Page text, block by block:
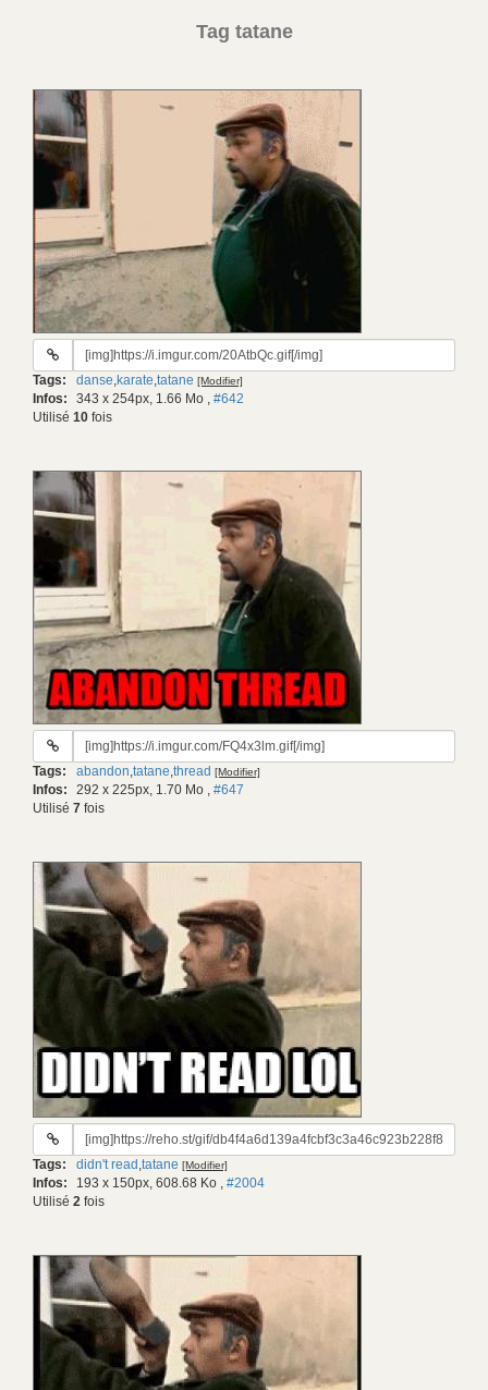
Tag tatane
URL
gif:
Tags: danse,karate,tatane [Modifier]
Infos: 343 x 254px, 1.66 Mo , #642
Utilisé 10 fois
URL
gif:
Tags: abandon,tatane,thread [Modifier]
Infos: 292 x 225px, 1.70 Mo , #647
Utilisé 7 fois
URL
gif:
Tags: didn't read ,tatane [Modifier]
Infos: 193 x 150px, 608.68 Ko , #2004
Utilisé 2 fois